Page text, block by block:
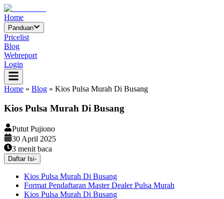
Home
Panduan
Pricelist
Blog
Webreport
Login
Home » Blog » Kios Pulsa Murah Di Busang
Kios Pulsa Murah Di Busang
Putut Pujiono
30 April 2025
3 menit baca
Daftar Isi-
Kios Pulsa Murah Di Busang
Format Pendaftaran Master Dealer Pulsa Murah
Kios Pulsa Murah Di Busang